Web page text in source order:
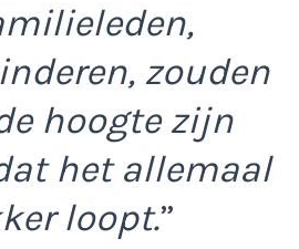
zouden
hoogte zijn
het allemaal
loopt.”